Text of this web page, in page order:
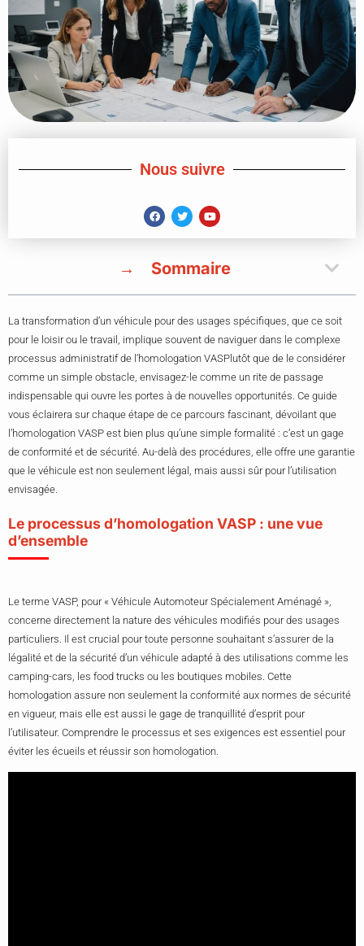
Nous suivre
Sommaire
La transformation d’un véhicule pour des usages spécifiques, que ce soit
pour le loisir ou le travail, implique souvent de naviguer dans le complexe
processus administratif de l’homologation VASPlutôt que de le considérer
comme un simple obstacle, envisagez-le comme un rite de passage
indispensable qui ouvre les portes à de nouvelles opportunités. Ce guide
vous éclairera sur chaque étape de ce parcours fascinant, dévoilant que
l’homologation VASP est bien plus qu’une simple formalité : c’est un gage
de conformité et de sécurité. Au-delà des procédures, elle offre une garantie
que le véhicule est non seulement légal, mais aussi sûr pour l’utilisation
envisagée.
Le processus d’homologation VASP : une vue
d’ensemble
Le terme VASP, pour « Véhicule Automoteur Spécialement Aménagé »,
concerne directement la nature des véhicules modifiés pour des usages
particuliers. Il est crucial pour toute personne souhaitant s’assurer de la
légalité et de la sécurité d’un véhicule adapté à des utilisations comme les
camping-cars, les food trucks ou les boutiques mobiles. Cette
homologation assure non seulement la conformité aux normes de sécurité
en vigueur, mais elle est aussi le gage de tranquillité d’esprit pour
l’utilisateur. Comprendre le processus et ses exigences est essentiel pour
éviter les écueils et réussir son homologation.